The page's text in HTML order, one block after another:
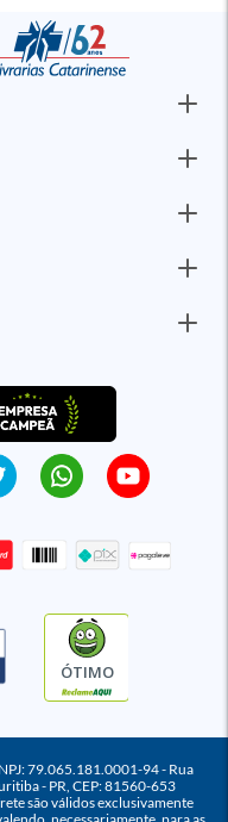
ÓTIMO
79.065.181.0001-94 - Rua
- PR, CEP: 81560-653
são válidos exclusivamente